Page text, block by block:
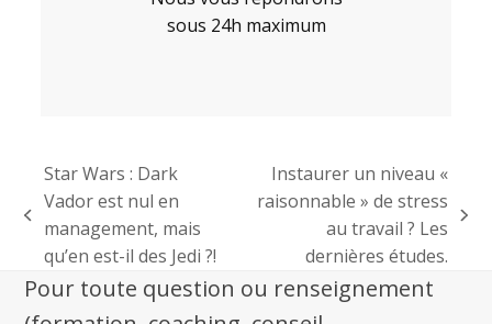
sous 24h maximum
Star Wars : Dark
Vador est nul en
management, mais
qu’en est-il des Jedi ?!
Instaurer un niveau «
raisonnable » de stress
au travail ? Les
dernières études.
Pour toute question ou renseignement